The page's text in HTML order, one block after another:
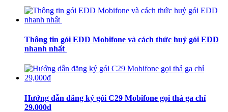
Thông tin gói EDD Mobifone và cách thức huỷ gói EDD
nhanh nhất
Hướng dẫn đăng ký gói C29 Mobifone gọi thả ga chỉ
29.000đ